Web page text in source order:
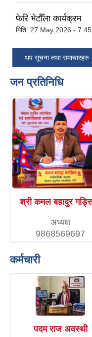
फेरि भेटौँला कार्यक्रम
मिति: 27 May 2026 -
थप सूचना तथा समाचारहरु
जन प्रतिनिधि
श्री कमल बहादुर
अध्यक्ष
9868569697
कर्मचारी
पदम राज अवस्थी